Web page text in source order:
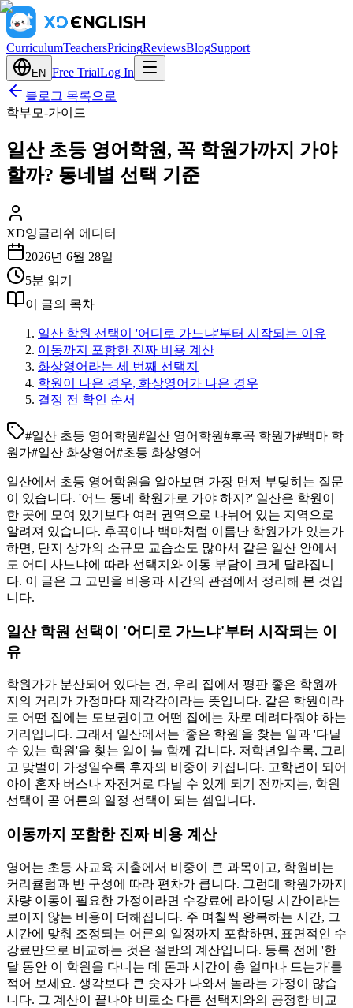
CurriculumTeachersPricingReviewsBlogSupport
EN Free TrialLog In
블로그 목록으로
학부모-가이드
일산 초등 영어학원, 꼭 학원가까지 가야
할까? 동네별 선택 기준
XD잉글리쉬 에디터
2026년 6월 28일
5분 읽기
이 글의 목차
일산 학원 선택이 '어디로 가느냐'부터 시작되는 이유
이동까지 포함한 진짜 비용 계산
화상영어라는 세 번째 선택지
학원이 나은 경우, 화상영어가 나은 경우
결정 전 확인 순서
#일산 초등 영어학원#일산 영어학원#후곡 학원가#백마 학
원가#일산 화상영어#초등 화상영어
일산에서 초등 영어학원을 알아보면 가장 먼저 부딪히는 질문
이 있습니다. '어느 동네 학원가로 가야 하지?' 일산은 학원이
한 곳에 모여 있기보다 여러 권역으로 나뉘어 있는 지역으로
알려져 있습니다. 후곡이나 백마처럼 이름난 학원가가 있는가
하면, 단지 상가의 소규모 교습소도 많아서 같은 일산 안에서
도 어디 사느냐에 따라 선택지와 이동 부담이 크게 달라집니
다. 이 글은 그 고민을 비용과 시간의 관점에서 정리해 본 것입
니다.
일산 학원 선택이 '어디로 가느냐'부터 시작되는 이
유
학원가가 분산되어 있다는 건, 우리 집에서 평판 좋은 학원까
지의 거리가 가정마다 제각각이라는 뜻입니다. 같은 학원이라
도 어떤 집에는 도보권이고 어떤 집에는 차로 데려다줘야 하는
거리입니다. 그래서 일산에서는 '좋은 학원'을 찾는 일과 '다닐
수 있는 학원'을 찾는 일이 늘 함께 갑니다. 저학년일수록, 그리
고 맞벌이 가정일수록 후자의 비중이 커집니다. 고학년이 되어
아이 혼자 버스나 자전거로 다닐 수 있게 되기 전까지는, 학원
선택이 곧 어른의 일정 선택이 되는 셈입니다.
이동까지 포함한 진짜 비용 계산
영어는 초등 사교육 지출에서 비중이 큰 과목이고, 학원비는
커리큘럼과 반 구성에 따라 편차가 큽니다. 그런데 학원가까지
차량 이동이 필요한 가정이라면 수강료에 라이딩 시간이라는
보이지 않는 비용이 더해집니다. 주 며칠씩 왕복하는 시간, 그
시간에 맞춰 조정되는 어른의 일정까지 포함하면, 표면적인 수
강료만으로 비교하는 것은 절반의 계산입니다. 등록 전에 '한
달 동안 이 학원을 다니는 데 돈과 시간이 총 얼마나 드는가'를
적어 보세요. 생각보다 큰 숫자가 나와서 놀라는 가정이 많습
니다. 그 계산이 끝나야 비로소 다른 선택지와의 공정한 비교